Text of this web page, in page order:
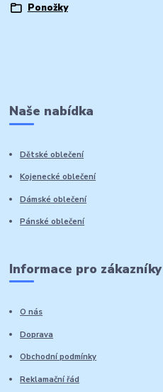
Ponožky
Naše nabídka
Dětské oblečení
Kojenecké oblečení
Dámské oblečení
Pánské oblečení
Informace pro zákazníky
O nás
Doprava
Obchodní podmínky
Reklamační řád